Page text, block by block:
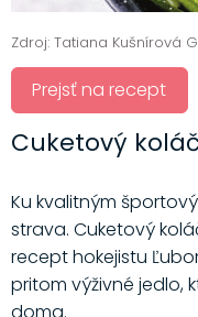
Zdroj: Tatiana Kušnírová
Prejsť na recept
Cuketový
Ku kvalitným
strava. Cuketový
recept hokejistu
pritom výživné jedlo,